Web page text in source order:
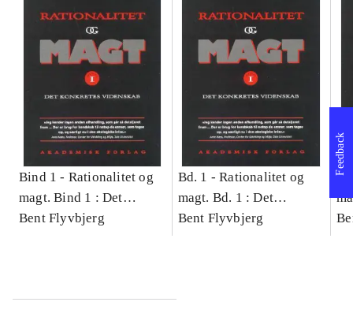
Bind 1 - Rationalitet og
magt. Bind 1 : Det
konkretes videnskab
Bent Flyvbjerg
Bd. 1 -Rationalitet og
magt. Bd. 1 : Det
konkretes videnskab
Bent Flyvbjerg
Feedback